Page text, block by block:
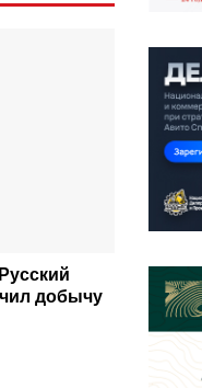
добычу